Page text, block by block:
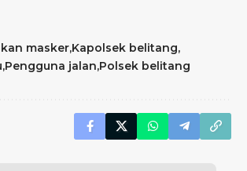
masker Kapolsek belitang
Pengguna jalan Polsek belitang